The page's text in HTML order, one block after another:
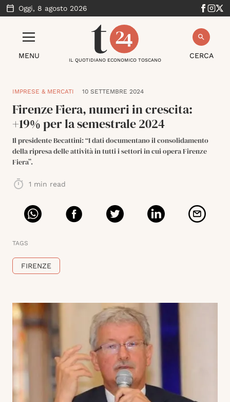
Oggi, 8 agosto 2026
MENU CERCA
IL QUOTIDIANO ECONOMICO TOSCANO
IMPRESE & MERCATI 10 SETTEMBRE 2024
Firenze Fiera, numeri in crescita:
+19% per la semestrale 2024
Il presidente Becattini: “I dati documentano il consolidamento
della ripresa delle attività in tutti i settori in cui opera Firenze
Fiera”.
1 min read
TAGS
FIRENZE